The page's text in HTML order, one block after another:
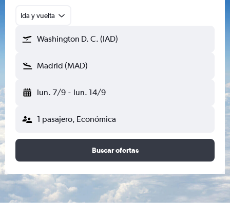
Ida y vuelta
Washington D. C. (IAD)
Madrid (MAD)
lun. 7/9 - lun. 14/9
1 pasajero, Económica
Buscar ofertas